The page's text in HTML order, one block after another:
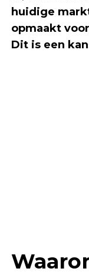
huidige
opmaakt
Dit is een